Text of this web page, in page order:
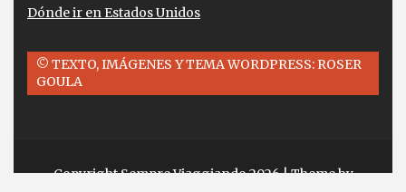
Dónde ir en Estados Unidos
© TEXTO, IMÁGENES Y TEMA WORDPRESS: ROSER
GOULA
Copyright Sempre Viaggiando 2026| Theme by